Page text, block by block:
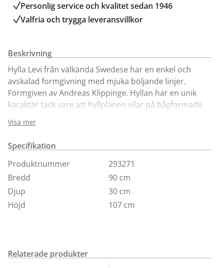
Personlig service och kvalitet sedan 1946
Valfria och trygga leveransvillkor
Beskrivning
Hylla Levi från välkända Swedese har en enkel och
avskalad formgivning med mjuka böljande linjer.
Formgiven av Andreas Klippinge. Hyllan har en unik
karaktär tack vare att hyllplanen vilar på bågformade
Lamino-fåtöljen.
Visas här i bredd 90 cm med 3 hyllplan och
mässingsfärgade beslag i ask och ek med olika
ytbehandlingar. Finns även med 1,2 och 5 hyllplan i
olika bredder.
Visa mer
Specifikation
Produktnummer
293271
Bredd
90 cm
Djup
30 cm
Höjd
107 cm
Relaterade produkter
Finns i fler val (3)